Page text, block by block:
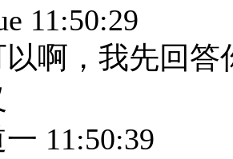
11:50:29
以啊，我先回答
11:50:39